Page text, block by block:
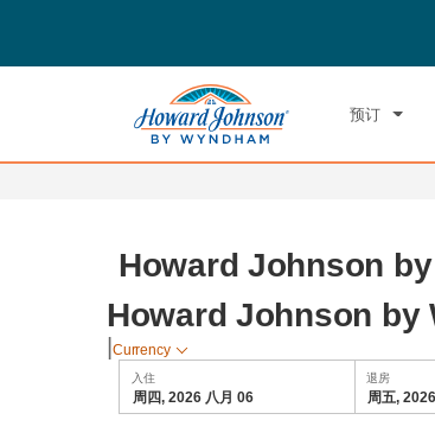
预订
Howard Johnson
Howard Johnson by
Currency
入住
周四, 2026 八月 06
退房
周五,